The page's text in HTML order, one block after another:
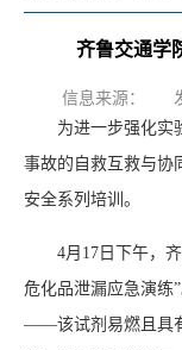
齐鲁交通学
信息来源：
为进一步强化实
事故的自救互救与协
安全系列培训。
4月17日下午，
危化品泄漏应急演练
——该试剂易燃且具